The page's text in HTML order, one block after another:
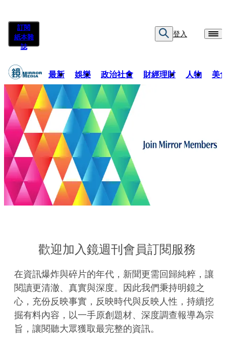
訂閱
紙本雜
誌
登入
最新 娛樂 政治社會 財經理財 人物 美
歡迎加入鏡週刊會員訂閱服務
在資訊爆炸與碎片的年代，新聞更需回歸純粹，讓
閱讀更清澈、真實與深度。因此我們秉持明鏡之
心，充份反映事實，反映時代與反映人性，持續挖
掘有料內容，以一手原創題材、深度調查報導為宗
旨，讓閱聽大眾獲取最完整的資訊。